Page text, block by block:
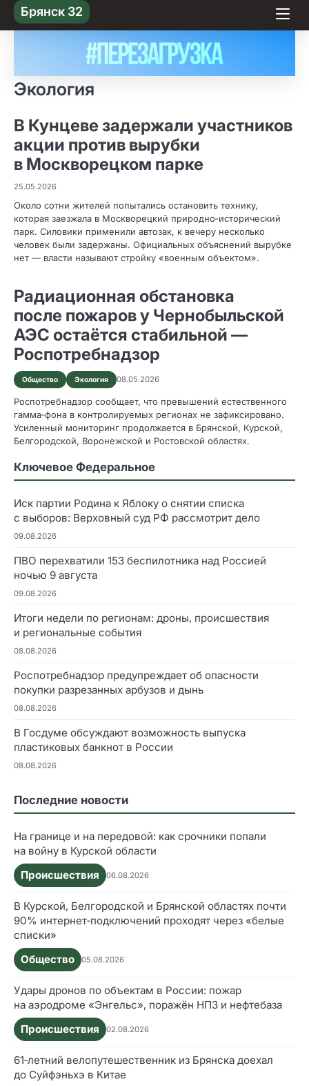
Skip
to content
Брянск 32
Экология
В Кунцеве задержали участников
акции против вырубки
в Москворецком парке
25.05.2026
Около сотни жителей попытались остановить технику,
которая заезжала в Москворецкий природно‑исторический
парк. Силовики применили автозак, к вечеру несколько
человек были задержаны. Официальных объяснений вырубке
нет — власти называют стройку «военным объектом».
Радиационная обстановка
после пожаров у Чернобыльской
АЭС остаётся стабильной —
Роспотребнадзор
Общество Экология 08.05.2026
Роспотребнадзор сообщает, что превышений естественного
гамма‑фона в контролируемых регионах не зафиксировано.
Усиленный мониторинг продолжается в Брянской, Курской,
Белгородской, Воронежской и Ростовской областях.
Ключевое Федеральное
Иск партии Родина к Яблоку о снятии списка
с выборов: Верховный суд РФ рассмотрит дело
09.08.2026
ПВО перехватили 153 беспилотника над Россией
ночью 9 августа
09.08.2026
Итоги недели по регионам: дроны, происшествия
и региональные события
08.08.2026
Роспотребнадзор предупреждает об опасности
покупки разрезанных арбузов и дынь
08.08.2026
В Госдуме обсуждают возможность выпуска
пластиковых банкнот в России
08.08.2026
Последние новости
На границе и на передовой: как срочники попали
на войну в Курской области
Происшествия
06.08.2026
В Курской, Белгородской и Брянской областях почти
90% интернет‑подключений проходят через «белые
списки»
Общество
05.08.2026
Удары дронов по объектам в России: пожар
на аэродроме «Энгельс», поражён НПЗ и нефтебаза
Происшествия
02.08.2026
61‑летний велопутешественник из Брянска доехал
до Суйфэньхэ в Китае